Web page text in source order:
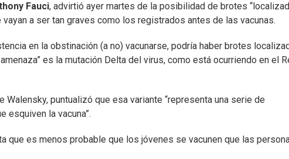
Fauci, advirtió ayer martes de la posibilidad de brotes
a ser tan graves como los registrados antes de las vacunas.
en la obstinación (a no) vacunarse, podría haber brotes
es la mutación Delta del virus, como está ocurriendo en el
Walensky, puntualizó que esa variante “representa una serie de
esquiven la vacuna”.
que es menos probable que los jóvenes se vacunen que las